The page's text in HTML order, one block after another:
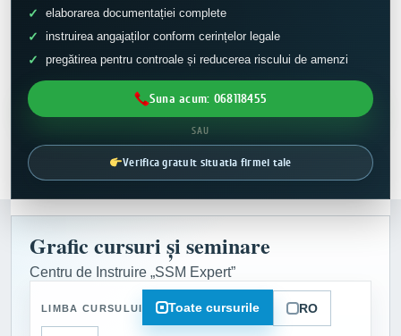
elaborarea documentației complete
instruirea angajaților conform cerințelor legale
pregătirea pentru controale și reducerea riscului de amenzi
Suna acum: 068118455
SAU
Verifica gratuit situatia firmei tale
Grafic cursuri și seminare
Centru de Instruire „SSM Expert”
LIMBA CURSULUI Toate cursurile RO